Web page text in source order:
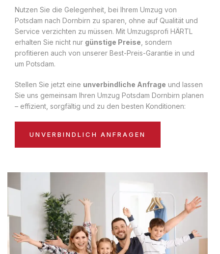
Nutzen Sie die Gelegenheit, bei Ihrem Umzug von
Potsdam nach Dornbirn zu sparen, ohne auf Qualität und
Service verzichten zu müssen. Mit Umzugsprofi HÄRTL
erhalten Sie nicht nur günstige Preise , sondern
profitieren auch von unserer Best-Preis-Garantie in und
um Potsdam.
Stellen Sie jetzt eine unverbindliche Anfrage und lassen
Sie uns gemeinsam Ihren Umzug Potsdam Dornbirn planen
– effizient, sorgfältig und zu den besten Konditionen:
UNVERBINDLICH ANFRAGEN